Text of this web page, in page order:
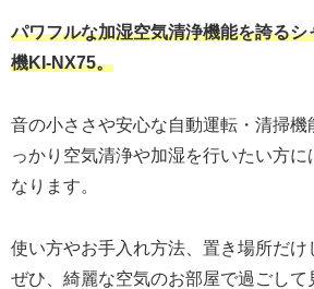
パワフルな加湿空気清浄機能を誇るシ
機KI-NX75。
音の小ささや安心な自動運転・清掃機
っかり空気清浄や加湿を行いたい方に
なります。
使い方やお手入れ方法、置き場所だけ
ぜひ、綺麗な空気のお部屋で過ごして